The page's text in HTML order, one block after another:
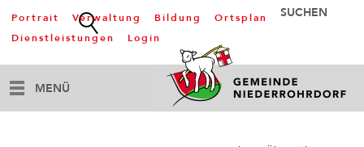
Portrait Verwaltung Bildung
Ortsplan
Dienstleistungen
Login
MENÜ